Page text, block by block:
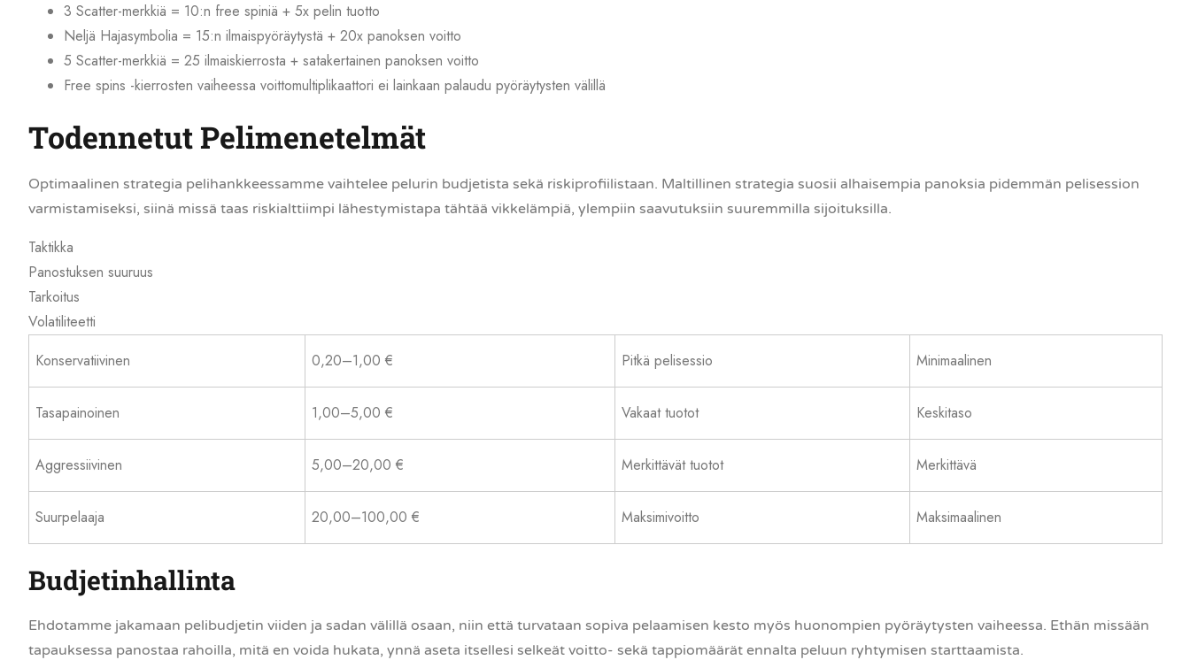
3 Scatter-merkkiä = 10:n free spiniä + 5x pelin tuotto
Neljä Hajasymbolia = 15:n ilmaispyöräytystä + 20x panoksen voitto
5 Scatter-merkkiä = 25 ilmaiskierrosta + satakertainen panoksen voitto
Free spins -kierrosten vaiheessa voittomultiplikaattori ei lainkaan palaudu pyöräytysten välillä
Todennetut Pelimenetelmät
Optimaalinen strategia pelihankkeessamme vaihtelee pelurin budjetista sekä riskiprofiilistaan. Maltillinen strategia suosii alhaisempia panoksia pidemmän pelisession
varmistamiseksi, siinä missä taas riskialttiimpi lähestymistapa tähtää vikkelämpiä, ylempiin saavutuksiin suuremmilla sijoituksilla.
Taktikka
Panostuksen suuruus
Tarkoitus
Volatiliteetti
Konservatiivinen
0,20–1,00 € Pitkä pelisessio Minimaalinen
Tasapainoinen 1,00–5,00 € Vakaat tuotot Keskitaso
Aggressiivinen 5,00–20,00 € Merkittävät tuotot Merkittävä
Suurpelaaja 20,00–100,00 € Maksimivoitto Maksimaalinen
Budjetinhallinta
Ehdotamme jakamaan pelibudjetin viiden ja sadan välillä osaan, niin että turvataan sopiva pelaamisen kesto myös huonompien pyöräytysten vaiheessa. Ethän missään
tapauksessa panostaa rahoilla, mitä en voida hukata, ynnä aseta itsellesi selkeät voitto- sekä tappiomäärät ennalta peluun ryhtymisen starttaamista.